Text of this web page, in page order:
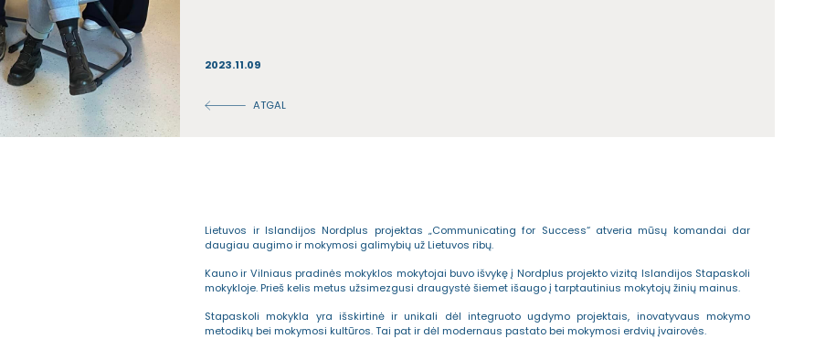
2023.11.09
ATGAL
Lietuvos ir Islandijos Nordplus projektas „Communicating for Success“ atveria mūsų komandai dar
daugiau augimo ir mokymosi galimybių už Lietuvos ribų.
Kauno ir Vilniaus pradinės mokyklos mokytojai buvo išvykę į Nordplus projekto vizitą Islandijos Stapaskoli
mokykloje. Prieš kelis metus užsimezgusi draugystė šiemet išaugo į tarptautinius mokytojų žinių mainus.
Stapaskoli mokykla yra išskirtinė ir unikali dėl integruoto ugdymo projektais, inovatyvaus mokymo
metodikų bei mokymosi kultūros. Tai pat ir dėl modernaus pastato bei mokymosi erdvių įvairovės.